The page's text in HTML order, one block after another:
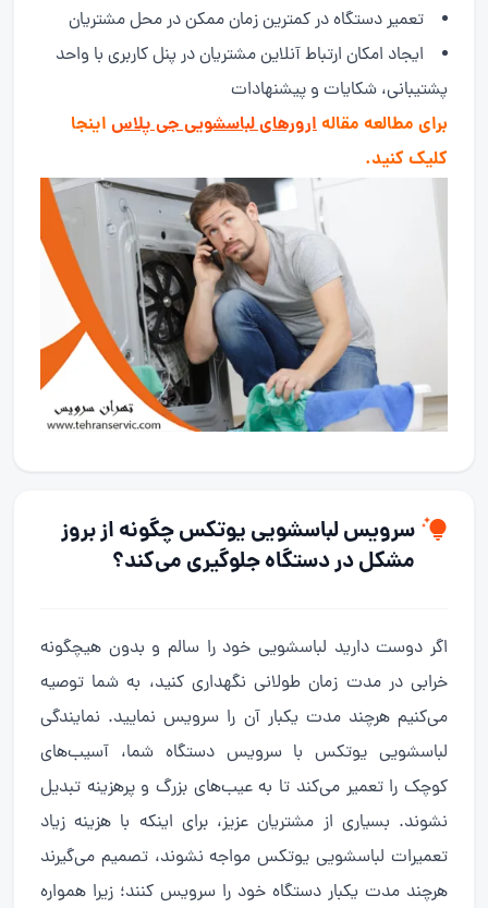
تعمیر دستگاه در کمترین زمان ممکن در محل مشتریان
ایجاد امکان ارتباط آنلاین مشتریان در پنل کاربری با واحد
پشتیبانی، شکایات و پیشنهادات
برای مطالعه مقالهارورهای لباسشویی جی پلاس اینجا
کلیک کنید.
سرویس لباسشویییوتکس چگونه از بروز
مشکل در دستگاه جلوگیری می‌کند؟
اگر دوست دارید لباسشویی خود را سالم و بدون هیچگونه
خرابی در مدت زمان طولانی نگهداری کنید، به شما توصیه
می‌کنیم هرچند مدت یکبار آن را سرویس نمایید. نمایندگی
لباسشویی یوتکس با سرویس دستگاه شما، آسیب‌های
کوچک را تعمیر می‌کند تا به عیب‌های بزرگ و پرهزینه تبدیل
نشوند. بسیاری از مشتریان عزیز، برای اینکه با هزینه زیاد
تعمیرات لباسشویی یوتکس مواجه نشوند، تصمیم می‌گیرند
هرچند مدت یکبار دستگاه خود را سرویس کنند؛ زیرا همواره